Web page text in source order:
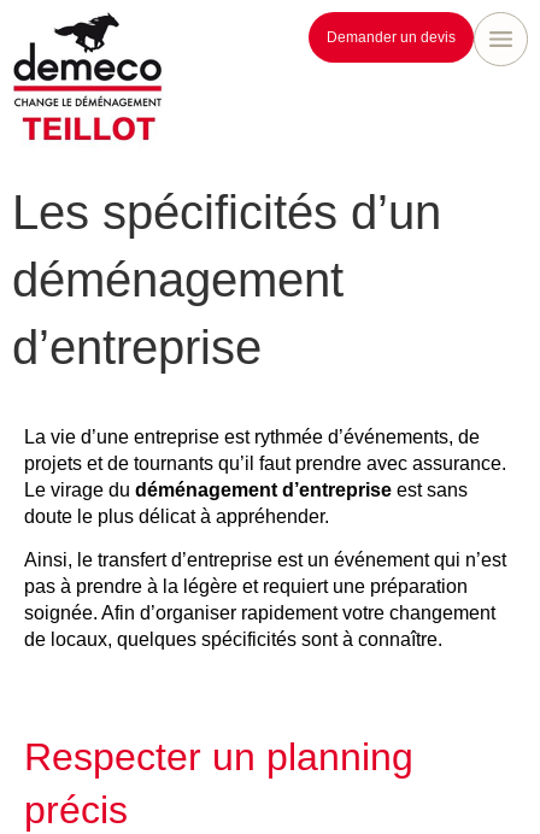
Demander un devis
Les spécificités d’un
déménagement
d’entreprise
La vie d’une entreprise est rythmée d’événements, de
projets et de tournants qu’il faut prendre avec assurance.
Le virage du déménagement d’entreprise est sans
doute le plus délicat à appréhender.
Ainsi, le transfert d’entreprise est un événement qui n’est
pas à prendre à la légère et requiert une préparation
soignée. Afin d’organiser rapidement votre changement
de locaux, quelques spécificités sont à connaître.
Respecter un planning
précis